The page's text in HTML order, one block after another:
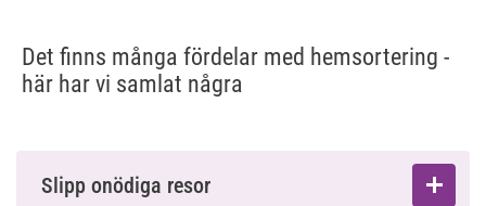
Det finns många fördelar med hemsortering -
här har vi samlat några
Slipp onödiga resor